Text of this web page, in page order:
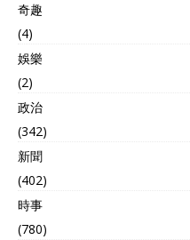
奇趣
(4)
娛樂
(2)
政治
(342)
新聞
(402)
時事
(780)